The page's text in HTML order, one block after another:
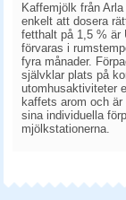
Kaffemjölk från
enkelt att dosera
fetthalt på 1,5 % är
förvaras i
fyra månader.
självklar plats på
utomhusaktiviteter
kaffets arom och
sina individuella
mjölkstationerna.